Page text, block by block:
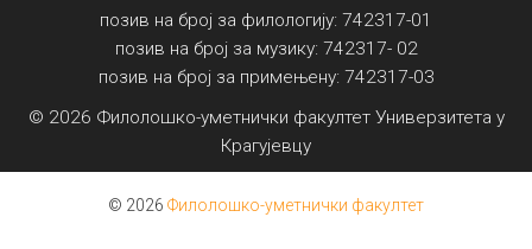
позив на број за филологију: 742317-01
позив на број за музику: 742317- 02
позив на број за примењену: 742317-03
© 2026 Филолошко-уметнички факултет Универзитета у
Крагујевцу
© 2026 Филолошко-уметнички факултет